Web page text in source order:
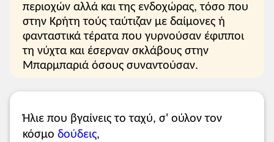
περιοχών αλλά και της ενδοχώρας, τόσο που
στην Κρήτη τούς ταύτιζαν με δαίμονες ή
φανταστικά τέρατα που γυρνούσαν έφιπποι
τη νύχτα και έσερναν σκλάβους στην
Μπαρμπαριά όσους συναντούσαν.
Ήλιε που βγαίνεις το ταχύ, σ' ούλον τον
κόσμο δούδεις,